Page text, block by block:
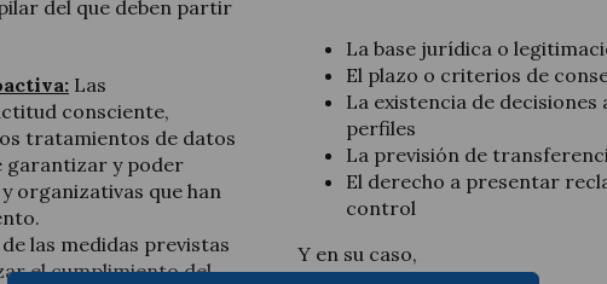
del que deben partir
Las
consciente,
tratamientos de datos
garantizar y poder
organizativas que han
las medidas previstas
el cumplimiento del
La base jurídica o
El plazo o criterios de
La existencia de
perfiles
La previsión de
El derecho a presentar
control
Y en su caso,